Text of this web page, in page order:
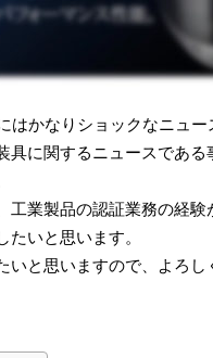
はかなりショックなニュー
具に関するニュースであ
工業製品の認証業務の経
たいと思います。
いと思いますので、よろし